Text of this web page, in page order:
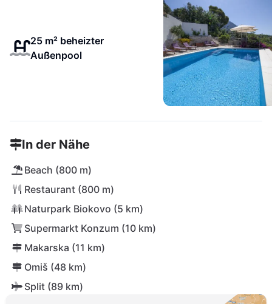
25 m² beheizter
Außenpool
In der Nähe
Beach (800 m)
Restaurant (800 m)
Naturpark Biokovo (5 km)
Supermarkt Konzum (10 km)
Makarska (11 km)
Omiš (48 km)
Split (89 km)